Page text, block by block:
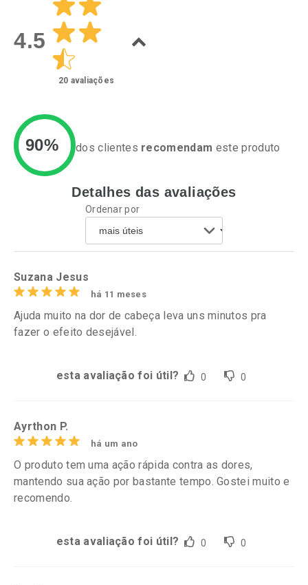
Laboratório
Ativar Desconto
Comprar sem Desconto
Por R$ 60,74/cada
Por Menos
Comprar sem Desconto
Ativar Desconto
Comprar sem Desconto
Por R$ 34,39/cada
4.5
20 avaliações
90% dos clientes recomendam este produto
Detalhes das avaliações
Ordenar por
Suzana Jesus
há 11 meses
Ajuda muito na dor de cabeça leva uns minutos pra
fazer o efeito desejável.
esta avaliação foi útil? 0 0
Ayrthon P.
há um ano
O produto tem uma ação rápida contra as dores,
mantendo sua ação por bastante tempo. Gostei muito e
recomendo.
esta avaliação foi útil? 0 0